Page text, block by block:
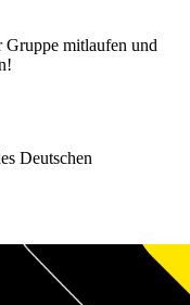
Gruppe mitlaufen und
Deutschen